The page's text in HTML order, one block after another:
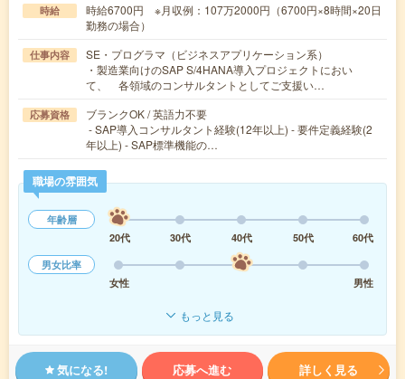
時給
時給6700円 ※月収例：107万2000円（6700円×8時間×20日
勤務の場合）
仕事内容
SE・プログラマ（ビジネスアプリケーション系）
・製造業向けのSAP S/4HANA導入プロジェクトにおい
て、 各領域のコンサルタントとしてご支援い…
応募資格
ブランクOK / 英語力不要
- SAP導入コンサルタント経験(12年以上) - 要件定義経験(2
年以上) - SAP標準機能の…
職場の雰囲気
年齢層
20代
30代 40代 50代
60代
男女比率
女性
男性
もっと見る
気になる! 応募へ進む 詳しく見る